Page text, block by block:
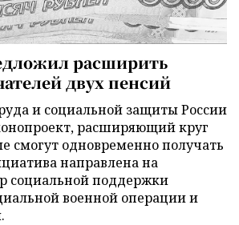
расширить
двух пенсий
и социальной защиты России
расширяющий круг
смогут одновременно получать
направлена на
социальной поддержки
военной операции и